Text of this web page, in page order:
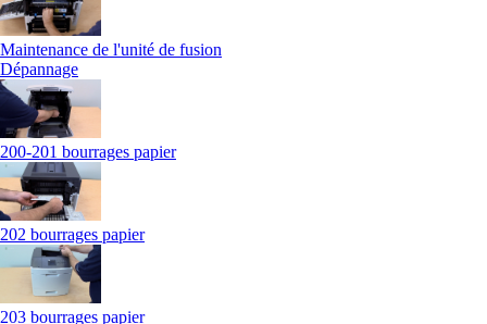
Maintenance de l'unité de fusion
Dépannage
200-201 bourrages papier
202 bourrages papier
203 bourrages papier